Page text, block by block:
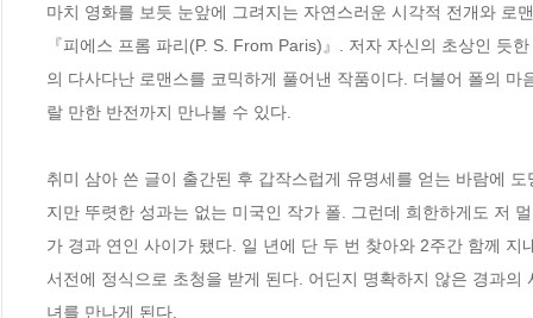
마치 영화를 보듯 눈앞에 그려지는 자연스러운 시각적 전개와 로
『피에스 프롬 파리(P. S. From Paris)』. 저자 자신의 초상인 듯
의 다사다난 로맨스를 코믹하게 풀어낸 작품이다. 더불어 폴의
랄 만한 반전까지 만나볼 수 있다.
취미 삼아 쓴 글이 출간된 후 갑작스럽게 유명세를 얻는 바람에
지만 뚜렷한 성과는 없는 미국인 작가 폴. 그런데 희한하게도 저
가 경과 연인 사이가 됐다. 일 년에 단 두 번 찾아와 2주간 함께
서전에 정식으로 초청을 받게 된다. 어딘지 명확하지 않은 경과
녀를 만나게 된다.